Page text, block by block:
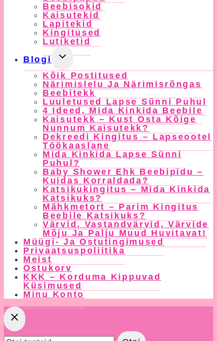
Beebisokid
Kaisutekid
Lapitekid
Kingitused
Lutiketid
Blogi
Toggle
Child
Menu
Kõik Postitused
Närimislelu Ja Närimisrõngas
Beebitekk
Luuletused Lapse Sünni Puhul
4 Ideed, Mida Kinkida Beebile
Kaisutekk – Kust Osta Kõige
Nunnum Kaisutekk?
Dekreedi Kingitus – Lapseootel
Töökaaslane
Mida Kinkida Lapse Sünni
Puhul?
Baby Shower Ehk Beebipidu –
Kuidas Korraldada?
Katsikukingitus – Mida Kinkida
Katsikuks?
Mähkmetort – Parim Kingitus
Beebile Katsikuks?
Värvid, Vastandvärvid, Värvide
Mõju Ja Palju Muud Huvitavat!
Müügi- Ja Ostutingimused
Privaatsuspoliitika
Meist
Ostukorv
KKK – Korduma Kippuvad
Küsimused
Minu Konto
Otsi: